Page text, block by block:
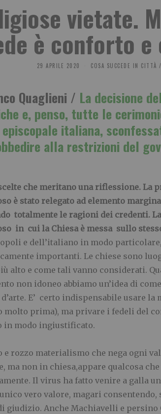
vietate.
è conforto e
29 APRILE 2020 COSA SUCCEDE IN CITTÀ /
Quaglieni / La decisione
e, penso, tutte le
italiana,
alla restrizioni del
che meritano una riflessione.
è stato relegato ad elemento
totalmente le ragioni dei credenti.
in cui la Chiesa è messa sullo
e dell’italiano in modo
importanti. Le chiese sono
alto e come tali vanno considerati.
non idoneo abbiamo un’idea di
E’ certo indispensabile usare
molto prima), ma privare i fedeli del
in modo ingiustificato.
rozzo materialismo che nega ogni
non in chiesa,appare qualcosa
Il virus ha fatto venire a galla
vero valore, magari
giudizio. Anche Machiavelli e